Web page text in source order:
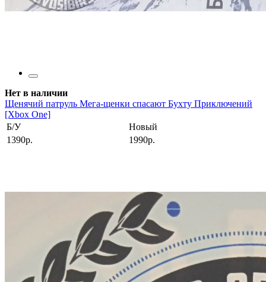
Нет в наличии
Щенячий патруль Мега-щенки спасают Бухту Приключений
[Xbox One]
Б/У
1390р.
Новый
1990р.